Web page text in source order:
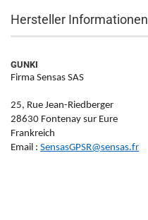
Hersteller Informationen
GUNKI
Firma Sensas SAS
25, Rue Jean-Riedberger
28630 Fontenay sur Eure
Frankreich
Email : SensasGPSR@sensas.fr